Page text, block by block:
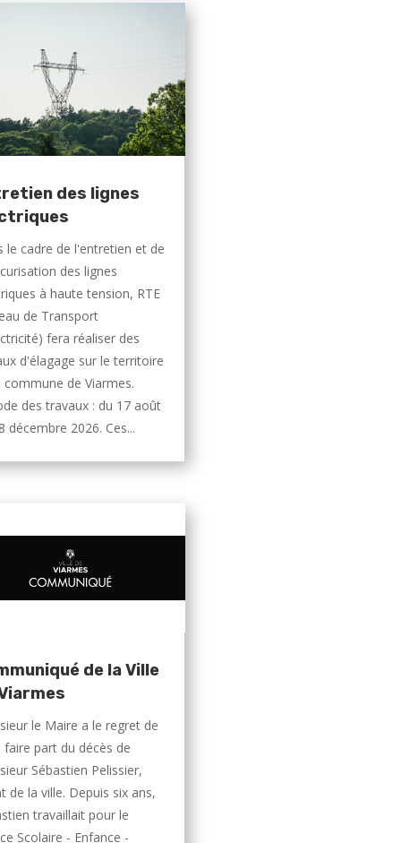
des lignes
le cadre de l'entretien et de
des lignes
à haute tension, RTE
de Transport
fera réaliser des
d'élagage sur le territoire
commune de Viarmes.
des travaux : du 17 août
décembre 2026. Ces...
de la Ville
le Maire a le regret de
faire part du décès de
Sébastien Pelissier,
de la ville. Depuis six ans,
travaillait pour le
Scolaire - Enfance -